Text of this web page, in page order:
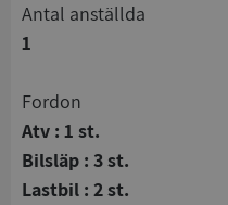
Antal anställda
1
Fordon
Atv : 1 st.
Bilsläp : 3 st.
Lastbil : 2 st.